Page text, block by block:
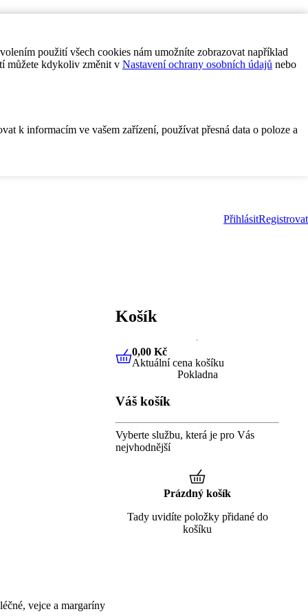
použití všech cookies nám umožníte zobrazovat například
můžete kdykoliv změnit v Nastavení ochrany osobních údajů nebo
k informacím ve vašem zařízení, používat přesná data o poloze a
PřihlásitRegistrovat
vejce a margaríny
Košík
0,00 KčAktuální cena košíku
0,00 Kč
Aktuální cena košíku
Pokladna
Váš košík
Vyberte službu, která je pro Vás
nejvhodnější
Prázdný košík
Tady uvidíte položky přidané do
košíku